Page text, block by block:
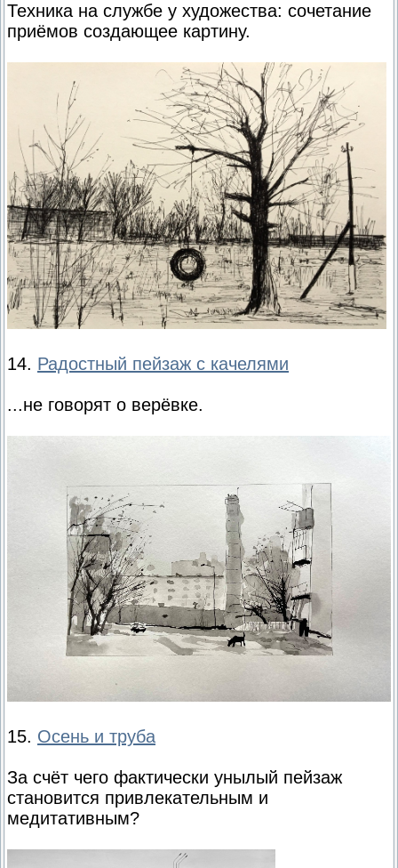
Техника на службе у художества: сочетание
приёмов создающее картину.
14. Радостный пейзаж с качелями
...не говорят о верёвке.
15. Осень и труба
За счёт чего фактически унылый пейзаж
становится привлекательным и
медитативным?